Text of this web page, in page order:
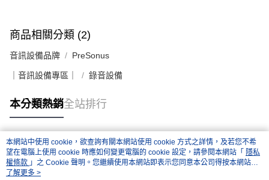
商品相關分類 (2)
音訊設備品牌 PreSonus
｜音訊設備專區｜ 錄音設備
本分類熱銷全站排行
熱門標籤
本網站中使用 cookie，欲查詢有關本網站使用 cookie 方式之詳情，及若您不希
望在電腦上使用 cookie 時應如何變更電腦的 cookie 設定，請參閱本網站「 隱私
權條款 」之 Cookie 聲明。您繼續使用本網站即表示您同意本公司得按本網站使
用條款之 Cookie 聲明使用 cookie。
了解更多 >